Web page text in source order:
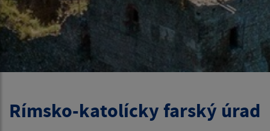
Rímsko-katolícky farský úrad